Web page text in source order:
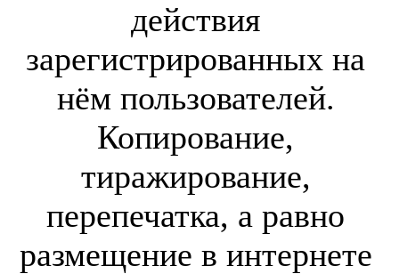
действия
зарегистрированных на
нём пользователей.
Копирование,
тиражирование,
перепечатка, а равно
размещение в интернете